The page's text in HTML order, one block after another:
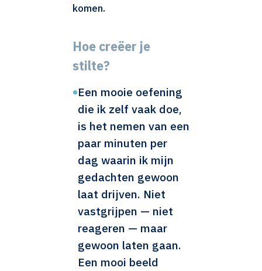
komen.
Hoe creëer je
stilte?
•Een mooie oefening
die ik zelf vaak doe,
is het nemen van een
paar minuten per
dag waarin ik mijn
gedachten gewoon
laat drijven. Niet
vastgrijpen — niet
reageren — maar
gewoon laten gaan.
Een mooi beeld